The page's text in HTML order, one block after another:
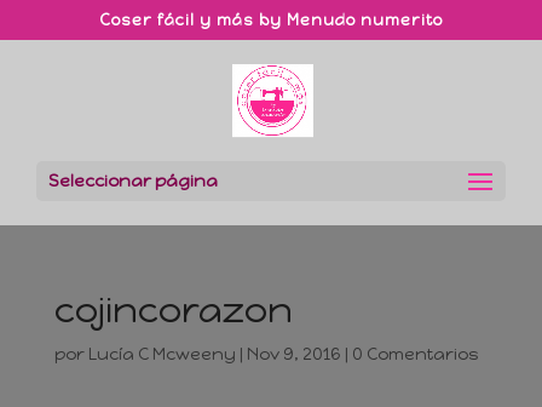
Coser fácil y más by Menudo numerito
Seleccionar página
cojincorazon
por Lucía C Mcweeny | Nov 9, 2016 | 0 Comentarios